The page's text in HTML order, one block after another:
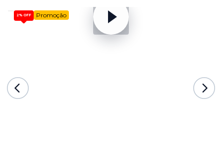
2% OFF Promoção